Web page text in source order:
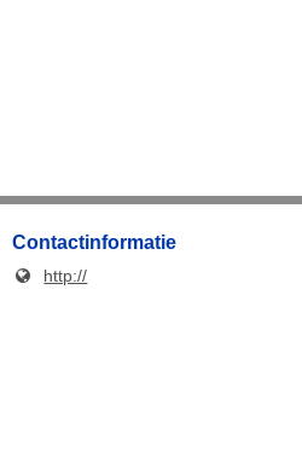
Contactinformatie
http://